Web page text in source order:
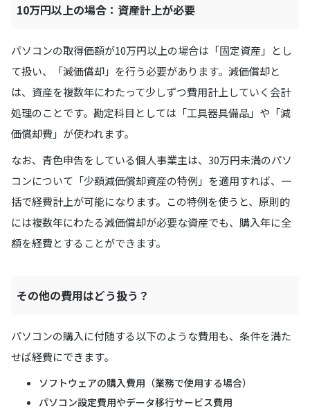
10万円以上の場合：資産計上が必要
パソコンの取得価額が10万円以上の場合は「固定資産」とし
て扱い、「減価償却」を行う必要があります。減価償却と
は、資産を複数年にわたって少しずつ費用計上していく会計
処理のことです。勘定科目としては「工具器具備品」や「減
価償却費」が使われます。
なお、青色申告をしている個人事業主は、30万円未満のパソ
コンについて「少額減価償却資産の特例」を適用すれば、一
括で経費計上が可能になります。この特例を使うと、原則的
には複数年にわたる減価償却が必要な資産でも、購入年に全
額を経費とすることができます。
その他の費用はどう扱う？
パソコンの購入に付随する以下のような費用も、条件を満た
せば経費にできます。
ソフトウェアの購入費用（業務で使用する場合）
パソコン設定費用やデータ移行サービス費用